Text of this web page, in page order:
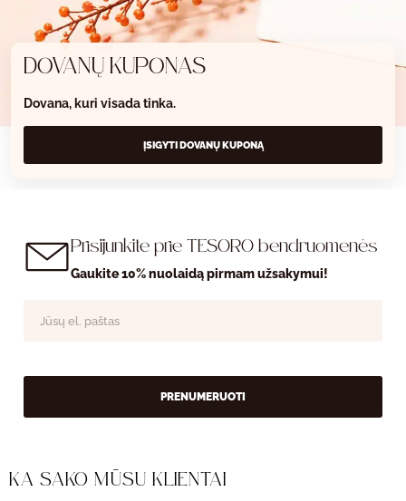
DOVANŲ KUPONAS
Dovana, kuri visada tinka.
ĮSIGYTI DOVANŲ KUPONĄ
Prisijunkite prie TESORO bendruomenės
Gaukite 10% nuolaidą pirmam užsakymui!
PRENUMERUOTI
KĄ SAKO MŪSŲ KLIENTAI